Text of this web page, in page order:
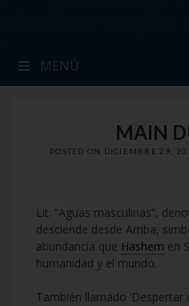
MENÚ
MAIN
POSTED ON DICIEMBRE 29,
Lit. “Aguas masculinas”,
desciende desde Arriba,
abundancia que Hashem en
humanidad y el mundo.
También llamado ‘Despertar